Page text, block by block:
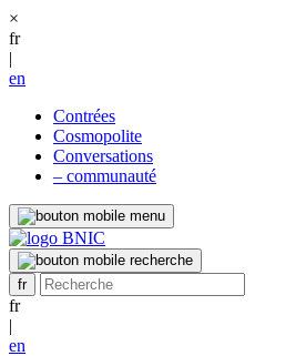
×
fr
|
en
Contrées
Cosmopolite
Conversations
– communauté
fr
|
en